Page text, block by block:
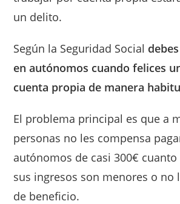
un delito.
Según la Seguridad Social
en autónomos cuando felices
cuenta propia de manera
El problema principal es que a
personas no les compensa
autónomos de casi 300€
sus ingresos son menores o no
de beneficio.